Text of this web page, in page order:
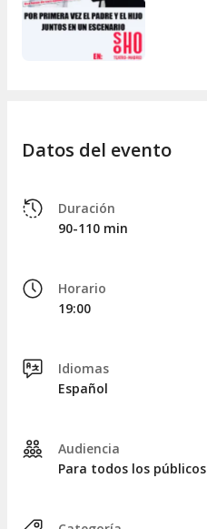
Datos del evento
Duración
90-110 min
Horario
19:00
Idiomas
Español
Audiencia
Para todos los públicos